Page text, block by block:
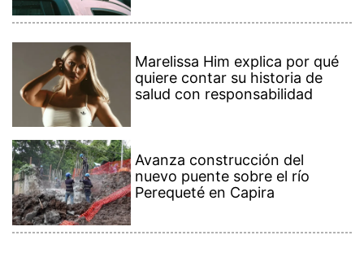
Marelissa Him explica por qué
quiere contar su historia de
salud con responsabilidad
Avanza construcción del
nuevo puente sobre el río
Perequeté en Capira